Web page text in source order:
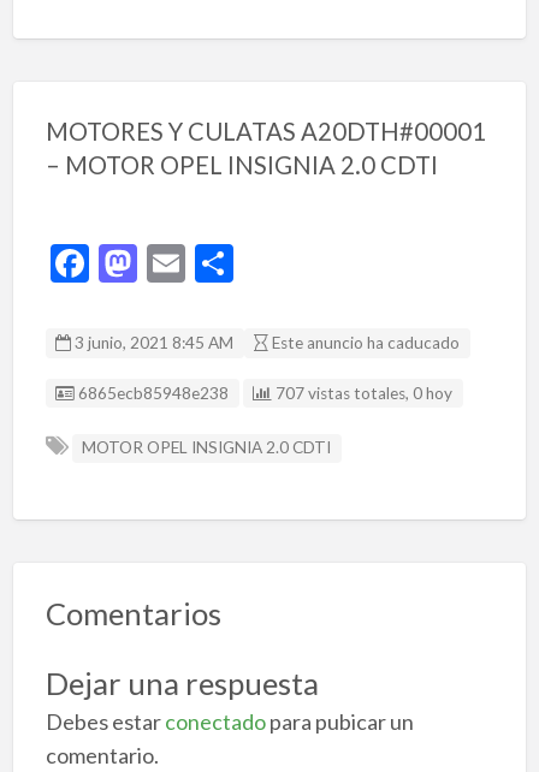
MOTORES Y CULATAS A20DTH#00001
– MOTOR OPEL INSIGNIA 2.0 CDTI
F
e
b
o
M
to
d
n
E
ai
l
C
m
p
ar
ti
3 junio, 2021 8:45 AM Este anuncio ha caducado
Listing ID
6865ecb85948e238 707 vistas totales, 0 hoy
MOTOR OPEL INSIGNIA 2.0 CDTI
Comentarios
Dejar una respuesta
Debes estarconectadopara pubicar un
comentario.